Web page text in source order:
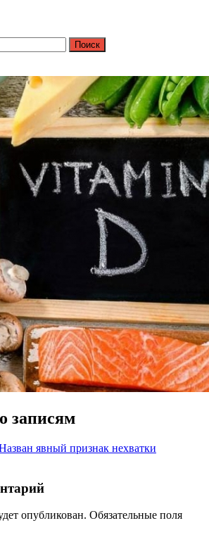
записям
явный признак нехватки
опубликован. Обязательные поля